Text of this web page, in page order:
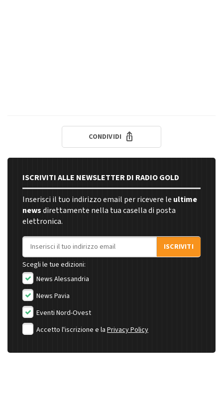
CONDIVIDI
ISCRIVITI ALLE NEWSLETTER DI RADIO GOLD
Inserisci il tuo indirizzo email per ricevere le ultime
newsdirettamente nella tua casella di posta
elettronica.
Indirizzo email
ISCRIVITI
Scegli le tue edizioni:
News Alessandria
News Pavia
Eventi Nord-Ovest
Accetto l'iscrizione e la Privacy Policy